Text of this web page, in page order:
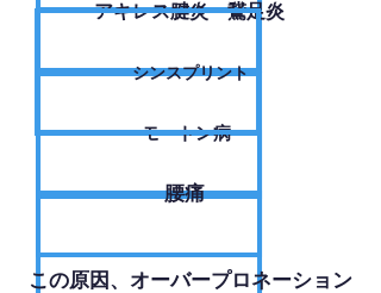
アキレス腱炎・鵞足炎
シンスプリント
モートン病
腰痛
​この原因、オーバープロネーション